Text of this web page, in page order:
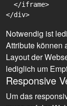
  </iframe>
Notwendig ist
Attribute können
Layout der
lediglich um
Responsive
Um das